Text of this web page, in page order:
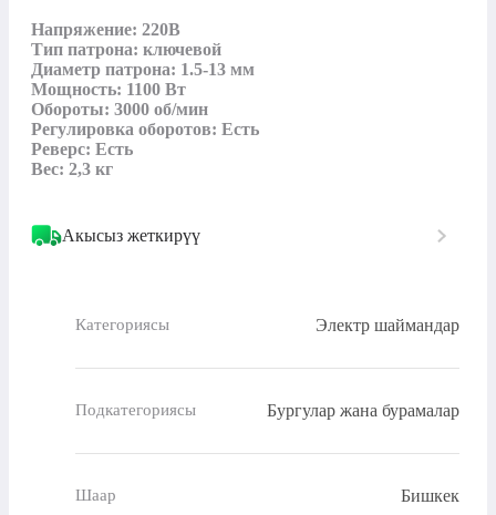
Напряжение: 220В
Тип патрона: ключевой
Диаметр патрона: 1.5-13 мм
Мощность: 1100 Вт
Обороты: 3000 об/мин
Регулировка оборотов: Есть
Реверс: Есть
Вес: 2,3 кг
Акысыз жеткирүү
Категориясы Электр шаймандар
Подкатегориясы Бургулар жана бурамалар
Шаар Бишкек